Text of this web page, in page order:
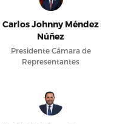
Carlos Johnny Méndez
Núñez
Presidente Cámara de
Representantes